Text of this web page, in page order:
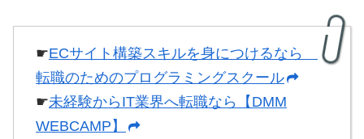
☛ECサイト構築スキルを身につけるなら
転職のためのプログラミングスクール
☛未経験からIT業界へ転職なら【DMM
WEBCAMP】